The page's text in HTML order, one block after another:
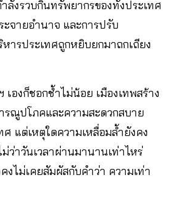
ลังรวบกินทรัพยากรของทั้งประเทศ
ะจายอำนาจ และการปรับ
หารประเทศถูกหยิบยกมาถกเถียง
องก็ชอกช้ำไม่น้อย เมืองเทพสร้าง
ณูปโภคและความสะดวกสบาย
ศ แต่เหตุใดความเหลื่อมล้ำยังคง
ว่าวันเวลาผ่านมานานเท่าไหร่
งไม่เคยสัมผัสกับคำว่า ความเท่า